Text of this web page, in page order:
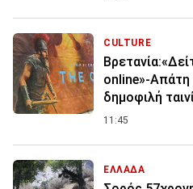
CULTURE
online»-Απάτη
δημοφιλή
11:45
ΕΛΛΑΔΑ